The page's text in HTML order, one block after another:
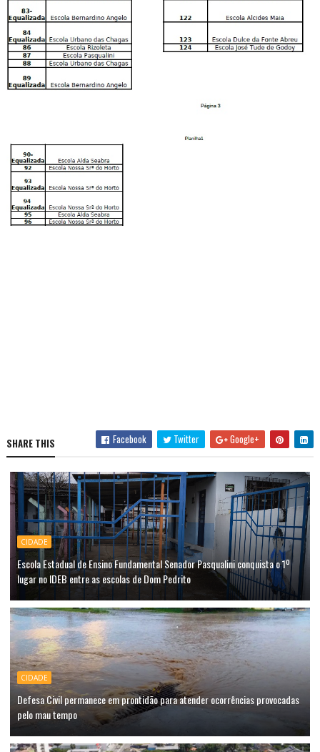
SHARE THIS Facebook Twitter Google+
CIDADE
Escola Estadual de Ensino Fundamental Senador Pasqualini conquista o 1º
lugar no IDEB entre as escolas de Dom Pedrito
CIDADE
Defesa Civil permanece em prontidão para atender ocorrências provocadas
pelo mau tempo